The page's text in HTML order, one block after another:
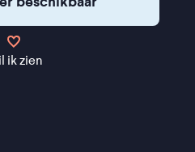
ik zien